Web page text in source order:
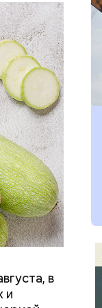
в
и
без
день, и
тысяч
при
кто может
нужны